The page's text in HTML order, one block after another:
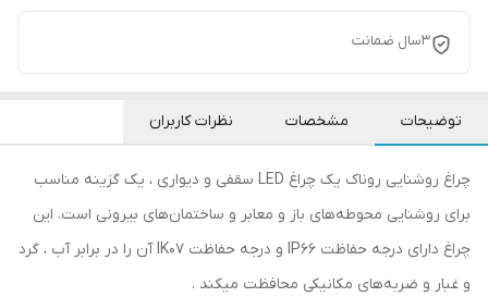
۳سال ضمانت
توضیحات مشخصات نظرات کاربران
چراغ روشنایی روناک یک چراغ LED سقفی و دیواری ، یک گزینه مناسب
برای روشنایی محوطه‌های باز و معابر و ساختمان‌های بیرونی است. این
چراغ دارای درجه حفاظت IP66 و درجه حفاظت IK07 آن را در برابر آب ، گرد
و غبار و ضربه‌های مکانیکی محافظت میکند .